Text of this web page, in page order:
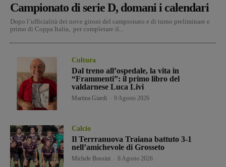
Campionato di serie D, domani i calendari
Dopo l’ufficialità dei nove gironi del campionato e di turno preliminare e
primo di Coppa Italia, per completare il...
Cultura
Dal treno all’ospedale, la vita in
“Frammenti”: il primo libro del
valdarnese Luca Livi
Martina Giardi 9 Agosto 2026
Calcio
Il Terrranuova Traiana battuto 3-1
nell’amichevole di Grosseto
Michele Bossini 8 Agosto 2026